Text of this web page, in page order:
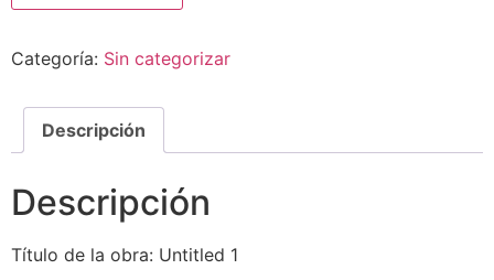
Categoría: Sin categorizar
Descripción
Descripción
Título de la obra: Untitled 1